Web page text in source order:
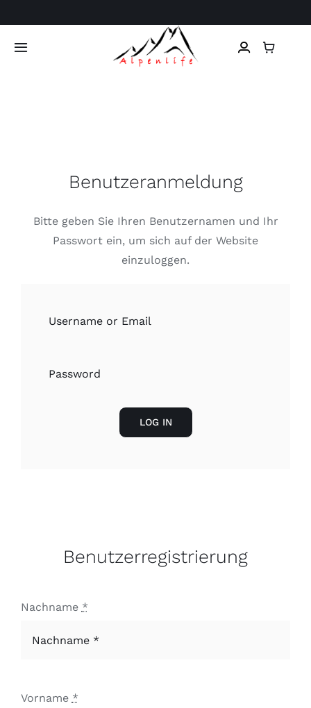
to
content
Toggle
Damen Trachten
Kinder Trachten
Ledertaschen
Benutzeranmeldung
Bitte geben Sie Ihren Benutzernamen und Ihr
Passwort ein, um sich auf der Website
einzuloggen.
LOG IN
Benutzerregistrierung
Nachname *
Vorname *